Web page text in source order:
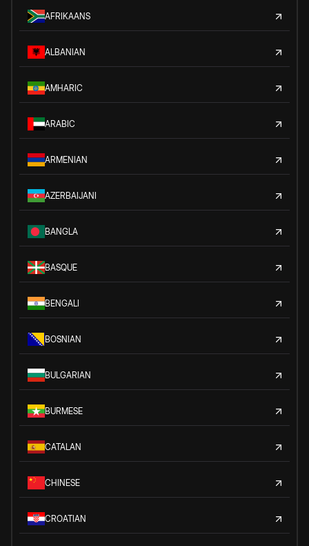
AFRIKAANS
ALBANIAN
AMHARIC
ARABIC
ARMENIAN
AZERBAIJANI
BANGLA
BASQUE
BENGALI
BOSNIAN
BULGARIAN
BURMESE
CATALAN
CHINESE
CROATIAN